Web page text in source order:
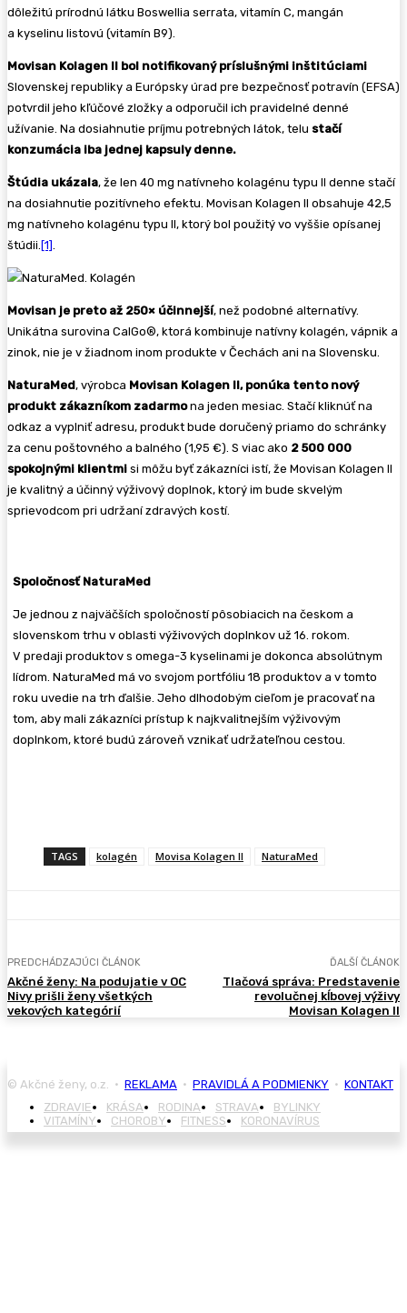
dôležitú prírodnú látku Boswellia serrata, vitamín C, mangán
a kyselinu listovú (vitamín B9).
Movisan Kolagen II bol notifikovaný príslušnými inštitúciami
Slovenskej republiky a Európsky úrad pre bezpečnosť potravín (EFSA)
potvrdil jeho kľúčové zložky a odporučil ich pravidelné denné
užívanie. Na dosiahnutie príjmu potrebných látok, telu stačí
konzumácia iba jednej kapsuly denne.
Štúdia ukázala, že len 40 mg natívneho kolagénu typu II denne stačí
na dosiahnutie pozitívneho efektu. Movisan Kolagen II obsahuje 42,5
mg natívneho kolagénu typu II, ktorý bol použitý vo vyššie opísanej
štúdii. [1]
Movisan je preto až 250× účinnejší, než podobné alternatívy.
Unikátna surovina CalGo®, ktorá kombinuje natívny kolagén, vápnik a
zinok, nie je v žiadnom inom produkte v Čechách ani na Slovensku.
NaturaMed, výrobca Movisan Kolagen II, ponúka tento nový
produkt zákazníkom zadarmona jeden mesiac. Stačí kliknúť na
odkaz a vyplniť adresu, produkt bude doručený priamo do schránky
za cenu poštovného a balného (1,95 €). S viac ako 2 500 000
spokojnými klientmi si môžu byť zákazníci istí, že Movisan Kolagen II
je kvalitný a účinný výživový doplnok, ktorý im bude skvelým
sprievodcom pri udržaní zdravých kostí.
Spoločnosť NaturaMed
Je jednou z najväčších spoločností pôsobiacich na českom a
slovenskom trhu v oblasti výživových doplnkov už 16. rokom.
V predaji produktov s omega-3 kyselinami je dokonca absolútnym
lídrom. NaturaMed má vo svojom portfóliu 18 produktov a v tomto
roku uvedie na trh ďalšie. Jeho dlhodobým cieľom je pracovať na
tom, aby mali zákazníci prístup k najkvalitnejším výživovým
doplnkom, ktoré budú zároveň vznikať udržateľnou cestou.
TAGS kolagén Movisa Kolagen II NaturaMed
PREDCHÁDZAJÚCI ČLÁNOK
Akčné ženy: Na podujatie v OC
Nivy prišli ženy všetkých
vekových kategórií
ĎALŠÍ ČLÁNOK
Tlačová správa: Predstavenie
revolučnej kĺbovej výživy
Movisan Kolagen II
© Akčné ženy, o.z. • REKLAMA • PRAVIDLÁ A PODMIENKY • KONTAKT
ZDRAVIE
KRÁSA RODINA STRAVA
BYLINKY
VITAMÍNY
CHOROBY FITNESS KORONAVÍRUS